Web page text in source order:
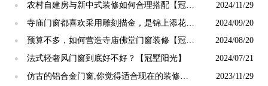
终生【冠墅阳光】
●
农村自建房与新中式装修如何合理搭配【冠墅
阳光】
2024/11/29
●
寺庙门窗都喜欢采用雕刻描金，是锦上添花
吗？【冠墅阳光】
2024/09/20
●
预算不多，如何营造寺庙佛堂门窗装修【冠墅
阳光】
2024/08/20
● 法式轻奢风门窗到底好不好？【冠墅阳光】 2024/07/21
●
仿古的铝合金门窗,你觉得适合现在的装修吗?
2023/11/29